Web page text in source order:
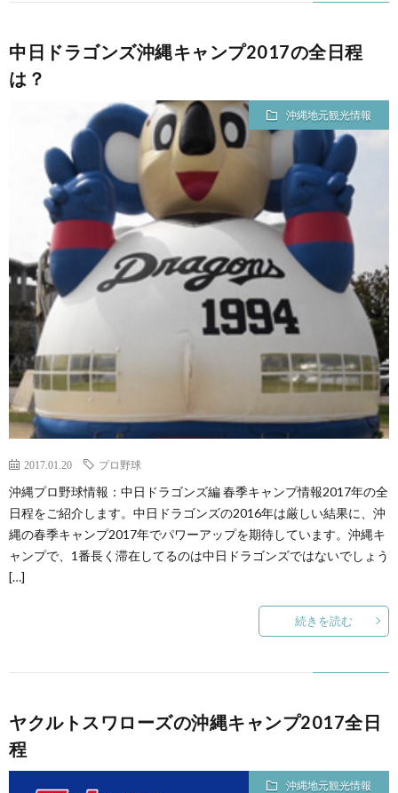
中日ドラゴンズ沖縄キャンプ2017の全日程
は？
沖縄地元観光情報
2017.01.20 プロ野球
沖縄プロ野球情報：中日ドラゴンズ編 春季キャンプ情報2017年の全
日程をご紹介します。中日ドラゴンズの2016年は厳しい結果に、沖
縄の春季キャンプ2017年でパワーアップを期待しています。沖縄キ
ャンプで、1番長く滞在してるのは中日ドラゴンズではないでしょう
[…]
続きを読む
ヤクルトスワローズの沖縄キャンプ2017全日
程
沖縄地元観光情報